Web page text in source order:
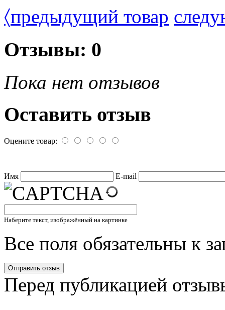
〈предыдущий товар
Отзывы: 0
Пока нет отзывов
Оставить отзыв
Оцените товар:
Имя E-mail
Наберите текст, изображённый на картинке
Все поля обязательны к
Перед публикацией